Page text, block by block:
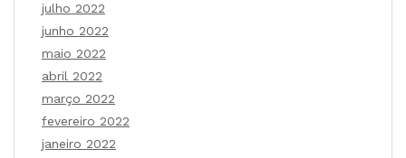
julho 2022
junho 2022
maio 2022
abril 2022
março 2022
fevereiro 2022
janeiro 2022